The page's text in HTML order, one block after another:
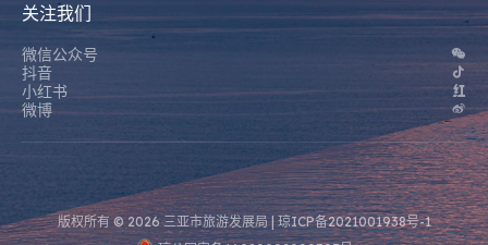
关注我们
微信公众号
抖音
小红书
微博
版权所有 © 2026 三亚市旅游发展局 |琼ICP备2021001938号-1